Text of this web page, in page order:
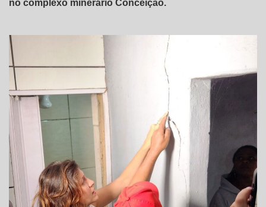
no complexo minerário Conceição.